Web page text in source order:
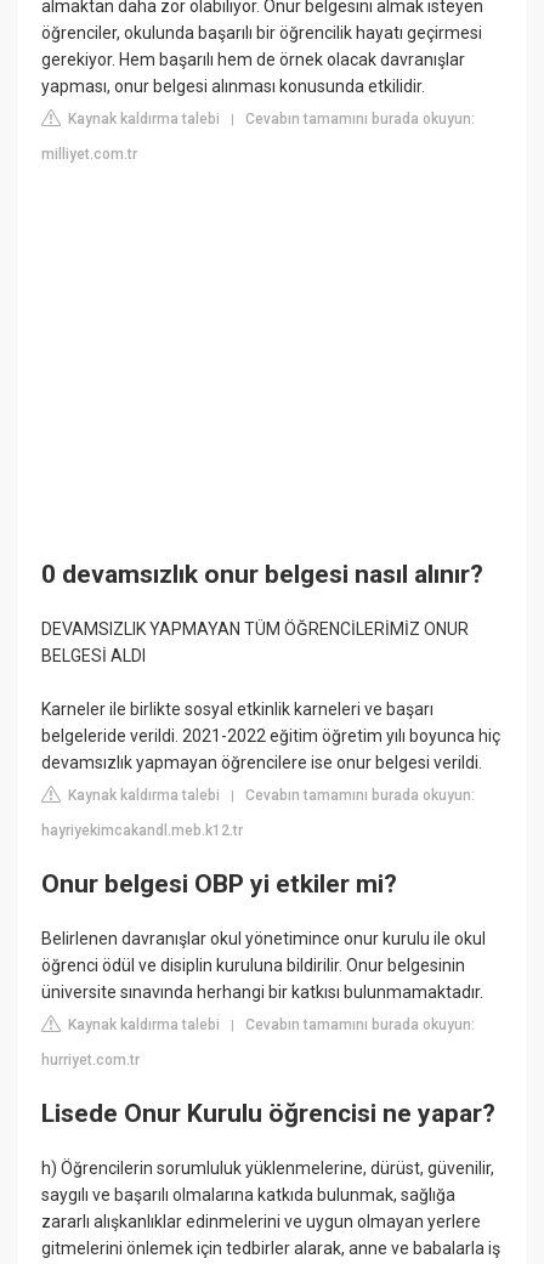
almaktan daha zor olabiliyor. Onur belgesini almak isteyen
öğrenciler, okulunda başarılı bir öğrencilik hayatı geçirmesi
gerekiyor. Hem başarılı hem de örnek olacak davranışlar
yapması, onur belgesi alınması konusunda etkilidir.
Kaynak kaldırma talebi |Cevabın tamamını burada okuyun:
milliyet.com.tr
0 devamsızlık onur belgesi nasıl alınır?
DEVAMSIZLIK YAPMAYAN TÜM ÖĞRENCİLERİMİZ ONUR
BELGESİ ALDI
Karneler ile birlikte sosyal etkinlik karneleri ve başarı
belgeleride verildi. 2021-2022 eğitim öğretim yılı boyunca hiç
devamsızlık yapmayan öğrencilere ise onur belgesi verildi.
Kaynak kaldırma talebi |Cevabın tamamını burada okuyun:
hayriyekimcakandl.meb.k12.tr
Onur belgesi OBP yi etkiler mi?
Belirlenen davranışlar okul yönetimince onur kurulu ile okul
öğrenci ödül ve disiplin kuruluna bildirilir. Onur belgesinin
üniversite sınavında herhangi bir katkısı bulunmamaktadır.
Kaynak kaldırma talebi |Cevabın tamamını burada okuyun:
hurriyet.com.tr
Lisede Onur Kurulu öğrencisi ne yapar?
h) Öğrencilerin sorumluluk yüklenmelerine, dürüst, güvenilir,
saygılı ve başarılı olmalarına katkıda bulunmak, sağlığa
zararlı alışkanlıklar edinmelerini ve uygun olmayan yerlere
gitmelerini önlemek için tedbirler alarak, anne ve babalarla iş